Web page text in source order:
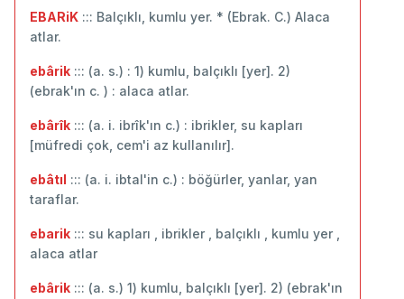
EBARiK ::: Balçıklı, kumlu yer. * (Ebrak. C.) Alaca
atlar.
ebârik ::: (a. s.) : 1) kumlu, balçıklı [yer]. 2)
(ebrak'ın c. ) : alaca atlar.
ebârîk ::: (a. i. ibrîk'ın c.) : ibrikler, su kapları
[müfredi çok, cem'i az kullanılır].
ebâtıl ::: (a. i. ibtal'in c.) : böğürler, yanlar, yan
taraflar.
ebarik ::: su kapları , ibrikler , balçıklı , kumlu yer ,
alaca atlar
ebârik ::: (a. s.) 1) kumlu, balçıklı [yer]. 2) (ebrak'ın